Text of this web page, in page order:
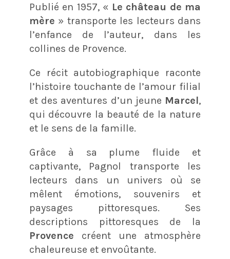
Publié en 1957, « Le château de ma
mère » transporte les lecteurs dans
l’enfance de l’auteur, dans les
collines de Provence.
Ce récit autobiographique raconte
l’histoire touchante de l’amour filial
et des aventures d’un jeune Marcel,
qui découvre la beauté de la nature
et le sens de la famille.
Grâce à sa plume fluide et
captivante, Pagnol transporte les
lecteurs dans un univers où se
mêlent émotions, souvenirs et
paysages pittoresques. Ses
descriptions pittoresques de la
Provence créent une atmosphère
chaleureuse et envoûtante.